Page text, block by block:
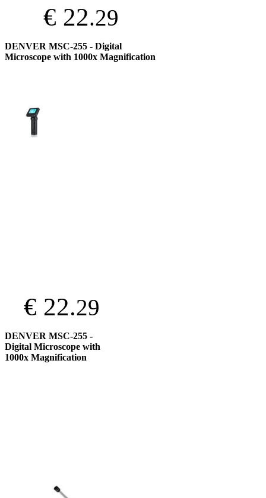
€ 22.29
DENVER MSC-255 - Digital
Microscope with 1000x Magnification
€ 22.29
DENVER MSC-255 -
Digital Microscope with
1000x Magnification